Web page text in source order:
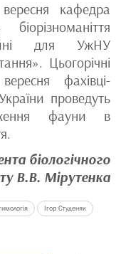
кафедра
для УжНУ
Цьогорічні
фахівці-
проведуть
фауни в
біологічного
В.В. Мірутенка
Ігор Студеняк